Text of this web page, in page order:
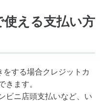
える支払い方
をする場合クレジットカ
きます。
ビニ店頭支払いなど、い